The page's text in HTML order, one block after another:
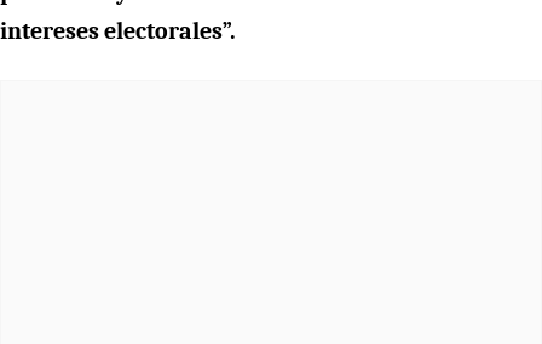
intereses electorales”.